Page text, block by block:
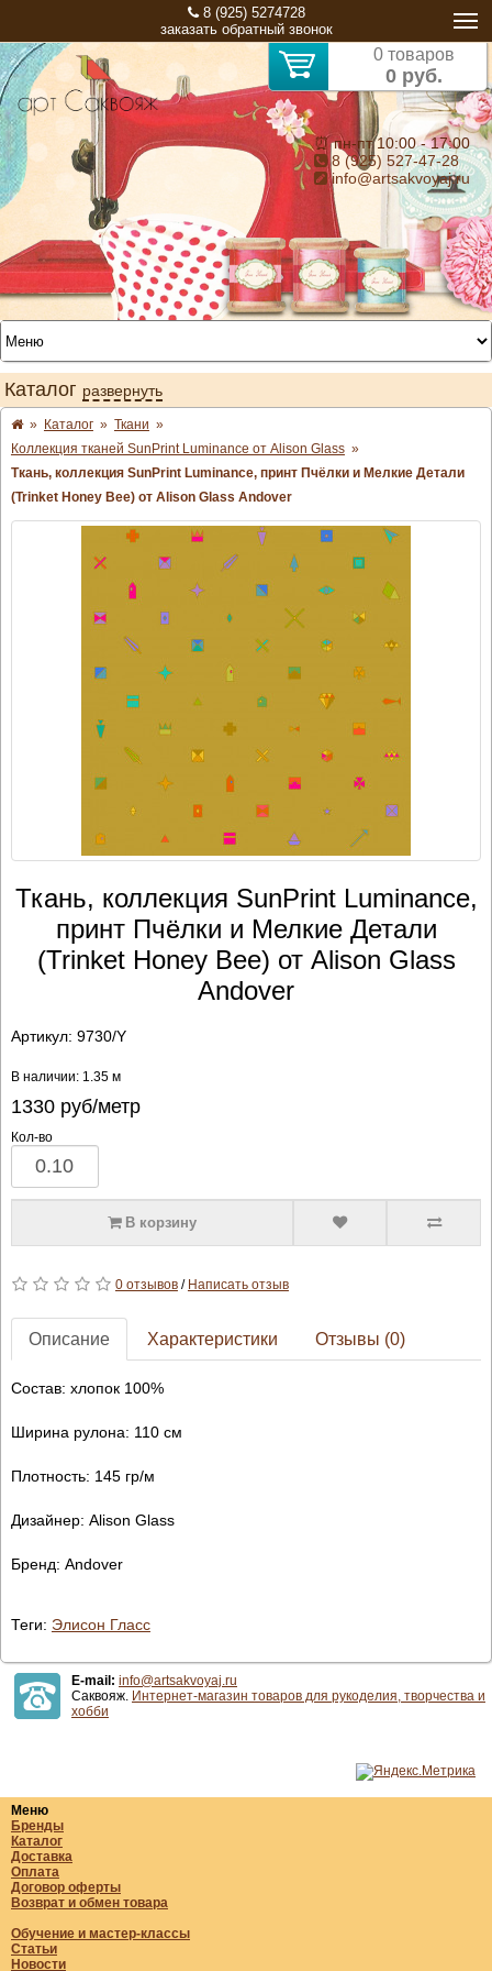
8 (925) 5274728
заказать обратный звонок
0 товаров
0 руб.
⏰ пн-пт 10:00 - 17:00
8 (925) 527-47-28
info@artsakvoyaj.ru
Каталог развернуть
» Каталог » Ткани »
Коллекция тканей SunPrint Luminance от Alison Glass »
Ткань, коллекция SunPrint Luminance, принт Пчёлки и Мелкие Детали
(Trinket Honey Bee) от Alison Glass Andover
Ткань, коллекция SunPrint Luminance,
принт Пчёлки и Мелкие Детали
(Trinket Honey Bee) от Alison Glass
Andover
Артикул: 9730/Y
В наличии: 1.35 м
1330руб/метр
Кол-во
В корзину
0 отзывов/ Написать отзыв
Описание Характеристики Отзывы (0)
Состав: хлопок 100%
Ширина рулона: 110 см
Плотность: 145 гр/м
Дизайнер: Alison Glass
Бренд: Andover
Теги: Элисон Гласс
E-mail: info@artsakvoyaj.ru
Саквояж. Интернет-магазин товаров для рукоделия, творчества и
хобби
Меню
Бренды
Каталог
Доставка
Оплата
Договор оферты
Возврат и обмен товара
Обучение и мастер-классы
Статьи
Новости